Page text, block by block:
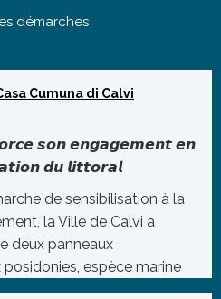
démarches
Cumuna di Calvi
𝙨𝙤𝙣 𝙚𝙣𝙜𝙖𝙜𝙚𝙢𝙚𝙣𝙩 𝙚𝙣
𝙙𝙪 𝙡𝙞𝙩𝙩𝙤𝙧𝙖𝙡
de sensibilisation à la
la Ville de Calvi a
deux panneaux
espèce marine
de notre éco ...